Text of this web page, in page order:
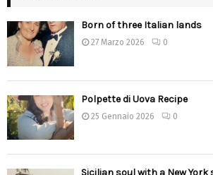
Born of three Italian lands
27 Marzo 2026 0
Polpette di Uova Recipe
25 Gennaio 2026 0
Sicilian soul with a New